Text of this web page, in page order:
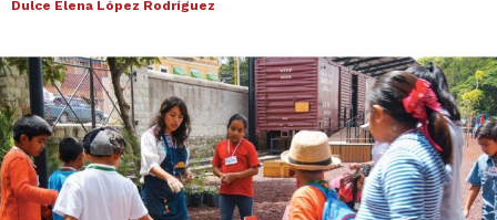
Dulce Elena López Rodríguez